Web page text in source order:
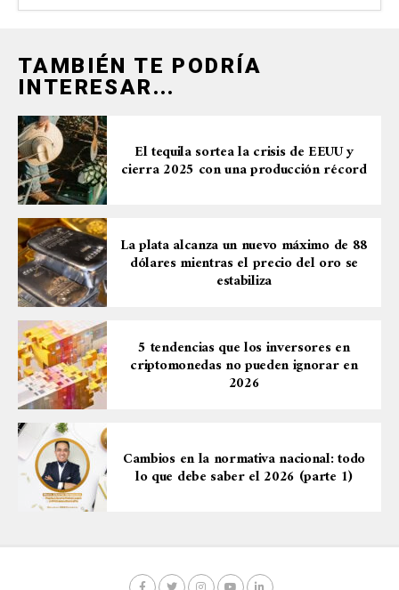
TAMBIÉN TE PODRÍA
INTERESAR...
El tequila sortea la crisis de EEUU y
cierra 2025 con una producción récord
La plata alcanza un nuevo máximo de 88
dólares mientras el precio del oro se
estabiliza
5 tendencias que los inversores en
criptomonedas no pueden ignorar en
2026
Cambios en la normativa nacional: todo
lo que debe saber el 2026 (parte 1)